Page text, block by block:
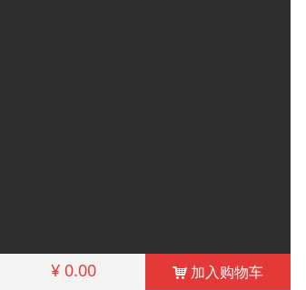
¥ 0.00 낙 加入购物车